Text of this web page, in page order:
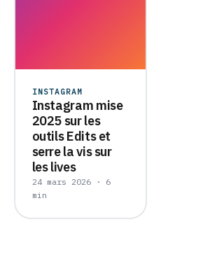
INSTAGRAM
Instagram mise
2025 sur les
outils Edits et
serre la vis sur
les lives
24 mars 2026 · 6
min